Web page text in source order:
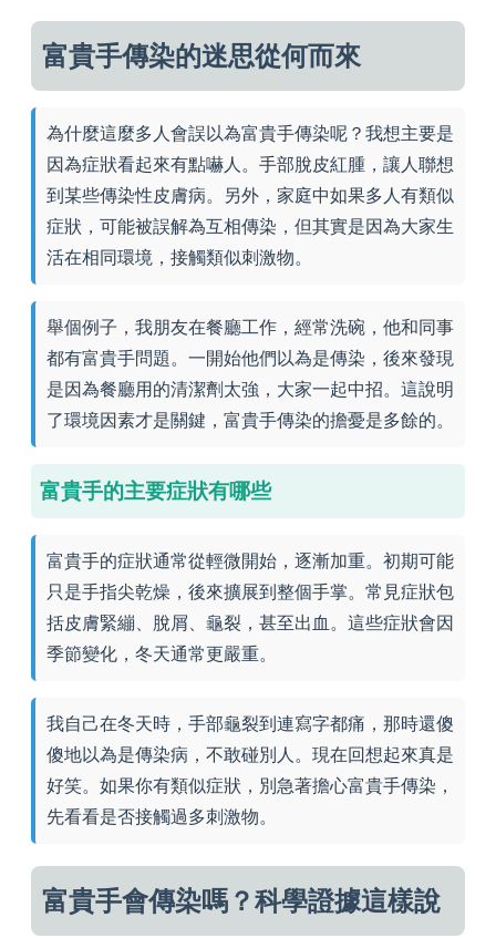
富貴手傳染的迷思從何而來
為什麼這麼多人會誤以為富貴手傳染呢？我想主要是
因為症狀看起來有點嚇人。手部脫皮紅腫，讓人聯想
到某些傳染性皮膚病。另外，家庭中如果多人有類似
症狀，可能被誤解為互相傳染，但其實是因為大家生
活在相同環境，接觸類似刺激物。
舉個例子，我朋友在餐廳工作，經常洗碗，他和同事
都有富貴手問題。一開始他們以為是傳染，後來發現
是因為餐廳用的清潔劑太強，大家一起中招。這說明
了環境因素才是關鍵，富貴手傳染的擔憂是多餘的。
富貴手的主要症狀有哪些
富貴手的症狀通常從輕微開始，逐漸加重。初期可能
只是手指尖乾燥，後來擴展到整個手掌。常見症狀包
括皮膚緊繃、脫屑、龜裂，甚至出血。這些症狀會因
季節變化，冬天通常更嚴重。
我自己在冬天時，手部龜裂到連寫字都痛，那時還傻
傻地以為是傳染病，不敢碰別人。現在回想起來真是
好笑。如果你有類似症狀，別急著擔心富貴手傳染，
先看看是否接觸過多刺激物。
富貴手會傳染嗎？科學證據這樣說